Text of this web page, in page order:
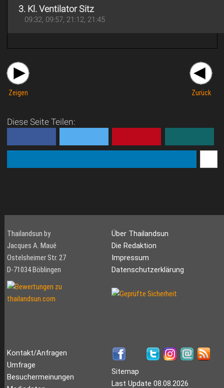
3. Kl. Ventilator Sitz
09:32, 09:57, 21:12, 21:45
Zeigen Zurück
Diese Seite Teilen:
Thailandsun by
Jacques A. Maué
Ostelsheimer Str. 27
D-71034 Böblingen
Über Thailandsun
Die Redaktion
Impressum
Datenschutzerklärung
Kontakt/Anfragen
Umfrage
Besuchermeinungen
Sitemap
Last Update 08.08.2026